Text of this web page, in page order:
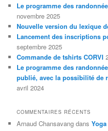
Le programme des
novembre 2025
Nouvelle version du lexique
Lancement des inscriptions
septembre 2025
Commande de tshirts CORVI
Le programme des
publié, avec la possibilité de
avril 2024
COMMENTAIRES RÉCENTS
Arnaud Chansavang dans